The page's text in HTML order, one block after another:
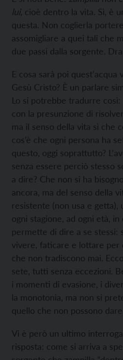
lui, cioè dentro la vita. Sì, è
questa. Non coglierla
assomigliare a quei tali che
due passi dalla sorgente.
E cosa sarà poi quest’acqua
Gesù Cristo? È un parlare
Lo si potrebbe tradurre così:
con la presunzione di
ma il senso della vita sì che
cos’è che ogni persona ha
questo, oggi soprattutto?
senza essere perciò stesso
a dire? Che non si ha
ancora, ma del senso della
resistente (non usa e getta),
ogni stagione, ad ogni età, in
permette di dire a se stessi:
vivere, faticare e lottare
che non tradiscono mai.
sete, tutti senza eccezioni.
i momenti di evasione, i
la monotonia, ma non si
quello che non possono
Vi è però un ultimo
risposta: come si arriva a